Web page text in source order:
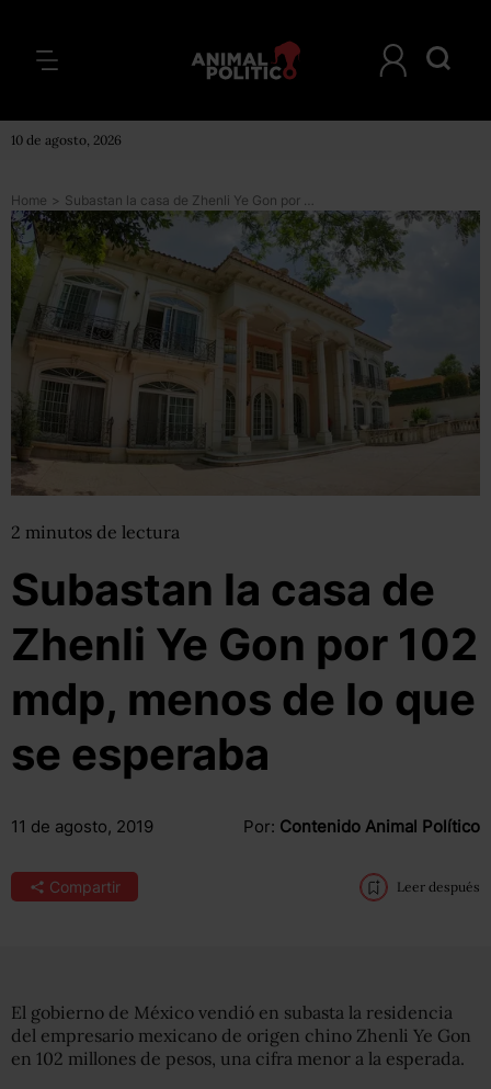
10 de agosto, 2026
Home > Subastan la casa de Zhenli Ye Gon por 102 mdp, menos de lo que se esperaba
2 minutos de lectura
Subastan la casa de
Zhenli Ye Gon por 102
mdp, menos de lo que
se esperaba
11 de agosto, 2019 Por: Contenido Animal Político
Compartir Leer después
El gobierno de México vendió en subasta la residencia
del empresario mexicano de origen chino Zhenli Ye Gon
en 102 millones de pesos, una cifra menor a la esperada.